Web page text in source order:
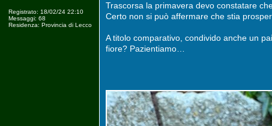
Registrato: 18/02/24 22:10
Messaggi: 68
Residenza: Provincia di Lecco
Trascorsa la primavera devo constatare
Certo non si può affermare che stia
A titolo comparativo, condivido anche un
fiore? Pazientiamo…